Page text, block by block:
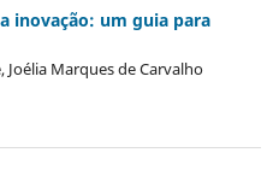
inovação: um guia para
Joélia Marques de Carvalho